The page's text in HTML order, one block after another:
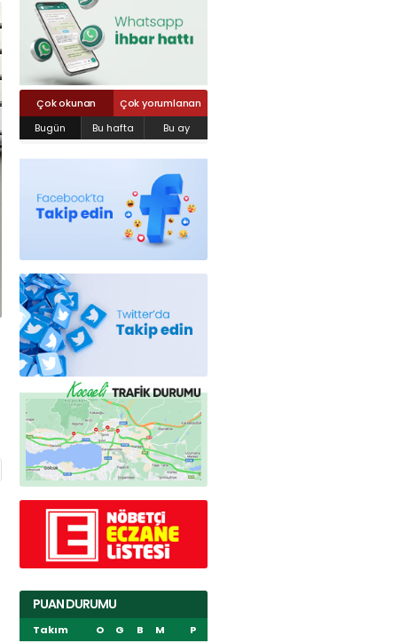
Çok okunan
Çok yorumlanan
Bugün
Bu hafta Bu ay
PUAN DURUMU
Takım O G B M
P
Yahya Kaptan Mahallesi Akkavaklar
kocaelisokak@gmail.com